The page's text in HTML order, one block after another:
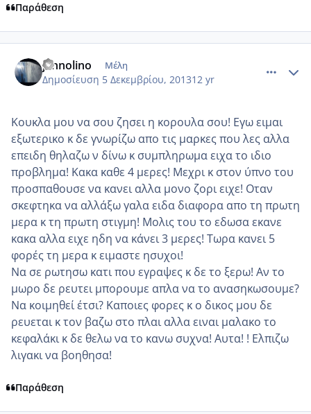
Παράθεση
jannolino Μέλη
Δημοσίευση 5 Δεκεμβρίου, 201312 yr
Κουκλα μου να σου ζησει η κορουλα σου! Εγω ειμαι
εξωτερικο κ δε γνωρίζω απο τις μαρκες που λες αλλα
επειδη θηλαζω ν δίνω κ συμπληρωμα ειχα το ιδιο
προβλημα! Κακα καθε 4 μερες! Μεχρι κ στον ύπνο του
προσπαθουσε να κανει αλλα μονο ζορι ειχε! Οταν
σκεφτηκα να αλλάξω γαλα ειδα διαφορα απο τη πρωτη
μερα κ τη πρωτη στιγμη! Μολις του το εδωσα εκανε
κακα αλλα ειχε ηδη να κάνει 3 μερες! Τωρα κανει 5
φορές τη μερα κ ειμαστε ησυχοι!
Να σε ρωτησω κατι που εγραψες κ δε το ξερω! Αν το
μωρο δε ρευτει μπορουμε απλα να το ανασηκωσουμε?
Να κοιμηθεί έτσι? Καποιες φορες κ ο δικος μου δε
ρευεται κ τον βαζω στο πλαι αλλα ειναι μαλακο το
κεφαλάκι κ δε θελω να το κανω συχνα! Αυτα! ! Ελπιζω
λιγακι να βοηθησα!
Παράθεση